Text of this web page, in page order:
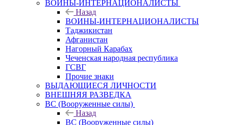
ВОИНЫ-ИНТЕРНАЦИОНАЛИСТЫ
Назад
ВОИНЫ-ИНТЕРНАЦИОНАЛИСТЫ
Таджикистан
Афганистан
Нагорный Карабах
Чеченская народная республика
ГСВГ
Прочие знаки
ВЫДАЮЩИЕСЯ ЛИЧНОСТИ
ВНЕШНЯЯ РАЗВЕДКА
ВС (Вооруженные силы)
Назад
ВС (Вооруженные силы)